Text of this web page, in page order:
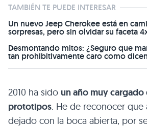
TAMBIÉN TE PUEDE INTERESAR
Un nuevo Jeep Cherokee está en
sorpresas, pero sin olvidar su faceta
Desmontando mitos: ¿Seguro que
tan prohibitivamente caro como
2010 ha sido un año muy
prototipos. He de reconocer que
dejado con la boca abierta, por